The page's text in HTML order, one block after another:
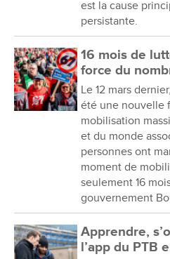
est la cause
persistante.
16 mois de
force du
Le 12 mars
été une nouvelle
mobilisation
et du monde
personnes ont
moment de
seulement 16
gouvernement
Apprendre,
l’app du PTB